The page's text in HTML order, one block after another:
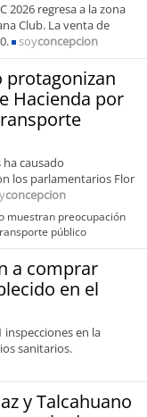
2026 regresa a la zona
Club. La venta de
soyconcepcion
protagonizan
Hacienda por
causado
los parlamentarios Flor
concepcion
muestran preocupación
público
a comprar
en el
inspecciones en la
sanitarios.
y Talcahuano